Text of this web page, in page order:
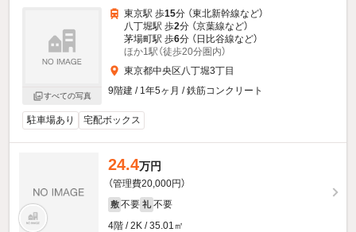
すべての写真
東京駅 歩15分 （東北新幹線など）
八丁堀駅 歩2分 （京葉線など）
茅場町駅 歩6分 （日比谷線など）
ほか1駅（徒歩20分圏内）
東京都中央区八丁堀3丁目
9階建 / 1年5ヶ月 / 鉄筋コンクリート
駐車場あり 宅配ボックス
24.4万円
（管理費20,000円）
敷 不要 礼 不要
4階 / 2K / 35.01㎡